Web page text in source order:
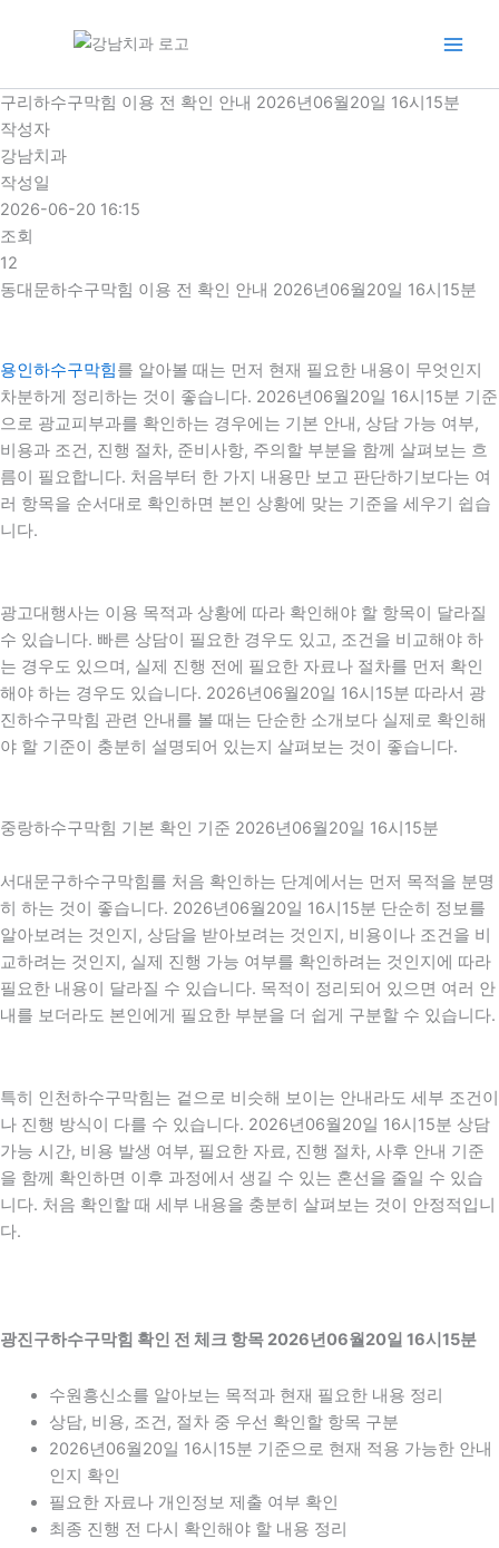
로
건
너
뛰
기
구리하수구막힘 이용 전 확인 안내 2026년06월20일 16시15분
작성자
강남치과
작성일
2026-06-20 16:15
조회
12
동대문하수구막힘 이용 전 확인 안내 2026년06월20일 16시15분
용인하수구막힘를 알아볼 때는 먼저 현재 필요한 내용이 무엇인지
차분하게 정리하는 것이 좋습니다. 2026년06월20일 16시15분 기준
으로 광교피부과를 확인하는 경우에는 기본 안내, 상담 가능 여부,
비용과 조건, 진행 절차, 준비사항, 주의할 부분을 함께 살펴보는 흐
름이 필요합니다. 처음부터 한 가지 내용만 보고 판단하기보다는 여
러 항목을 순서대로 확인하면 본인 상황에 맞는 기준을 세우기 쉽습
니다.
광고대행사는 이용 목적과 상황에 따라 확인해야 할 항목이 달라질
수 있습니다. 빠른 상담이 필요한 경우도 있고, 조건을 비교해야 하
는 경우도 있으며, 실제 진행 전에 필요한 자료나 절차를 먼저 확인
해야 하는 경우도 있습니다. 2026년06월20일 16시15분 따라서 광
진하수구막힘 관련 안내를 볼 때는 단순한 소개보다 실제로 확인해
야 할 기준이 충분히 설명되어 있는지 살펴보는 것이 좋습니다.
중랑하수구막힘 기본 확인 기준 2026년06월20일 16시15분
서대문구하수구막힘를 처음 확인하는 단계에서는 먼저 목적을 분명
히 하는 것이 좋습니다. 2026년06월20일 16시15분 단순히 정보를
알아보려는 것인지, 상담을 받아보려는 것인지, 비용이나 조건을 비
교하려는 것인지, 실제 진행 가능 여부를 확인하려는 것인지에 따라
필요한 내용이 달라질 수 있습니다. 목적이 정리되어 있으면 여러 안
내를 보더라도 본인에게 필요한 부분을 더 쉽게 구분할 수 있습니다.
특히 인천하수구막힘는 겉으로 비슷해 보이는 안내라도 세부 조건이
나 진행 방식이 다를 수 있습니다. 2026년06월20일 16시15분 상담
가능 시간, 비용 발생 여부, 필요한 자료, 진행 절차, 사후 안내 기준
을 함께 확인하면 이후 과정에서 생길 수 있는 혼선을 줄일 수 있습
니다. 처음 확인할 때 세부 내용을 충분히 살펴보는 것이 안정적입니
다.
광진구하수구막힘 확인 전 체크 항목 2026년06월20일 16시15분
수원흥신소를 알아보는 목적과 현재 필요한 내용 정리
상담, 비용, 조건, 절차 중 우선 확인할 항목 구분
2026년06월20일 16시15분 기준으로 현재 적용 가능한 안내
인지 확인
필요한 자료나 개인정보 제출 여부 확인
최종 진행 전 다시 확인해야 할 내용 정리